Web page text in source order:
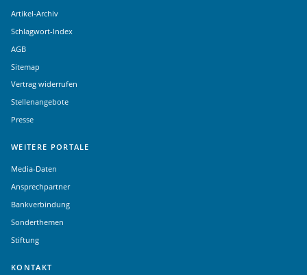
Artikel-Archiv
Schlagwort-Index
AGB
Sitemap
Vertrag widerrufen
Stellenangebote
Presse
WEITERE PORTALE
Media-Daten
Ansprechpartner
Bankverbindung
Sonderthemen
Stiftung
KONTAKT